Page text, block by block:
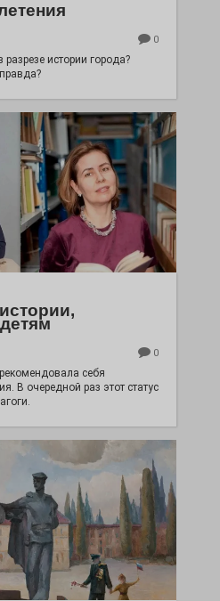
0
истории города?
0
себя
В очередной раз этот статус